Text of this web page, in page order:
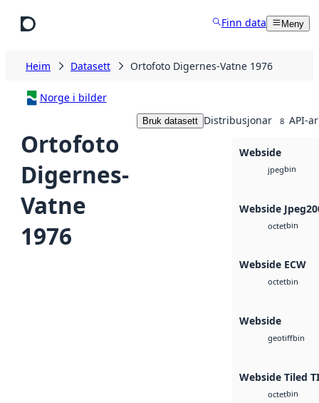
Finn data Meny
Heim Datasett Ortofoto Digernes-Vatne 1976
Norge i bilder
Ortofoto
Digernes-
Vatne
1976
Bruk datasett Distribusjonar 8 API-ar
Webside
jpegbin
Webside
octetbin
Webside ECW
octetbin
Webside
geotiffbin
Webside Tiled
octetbin